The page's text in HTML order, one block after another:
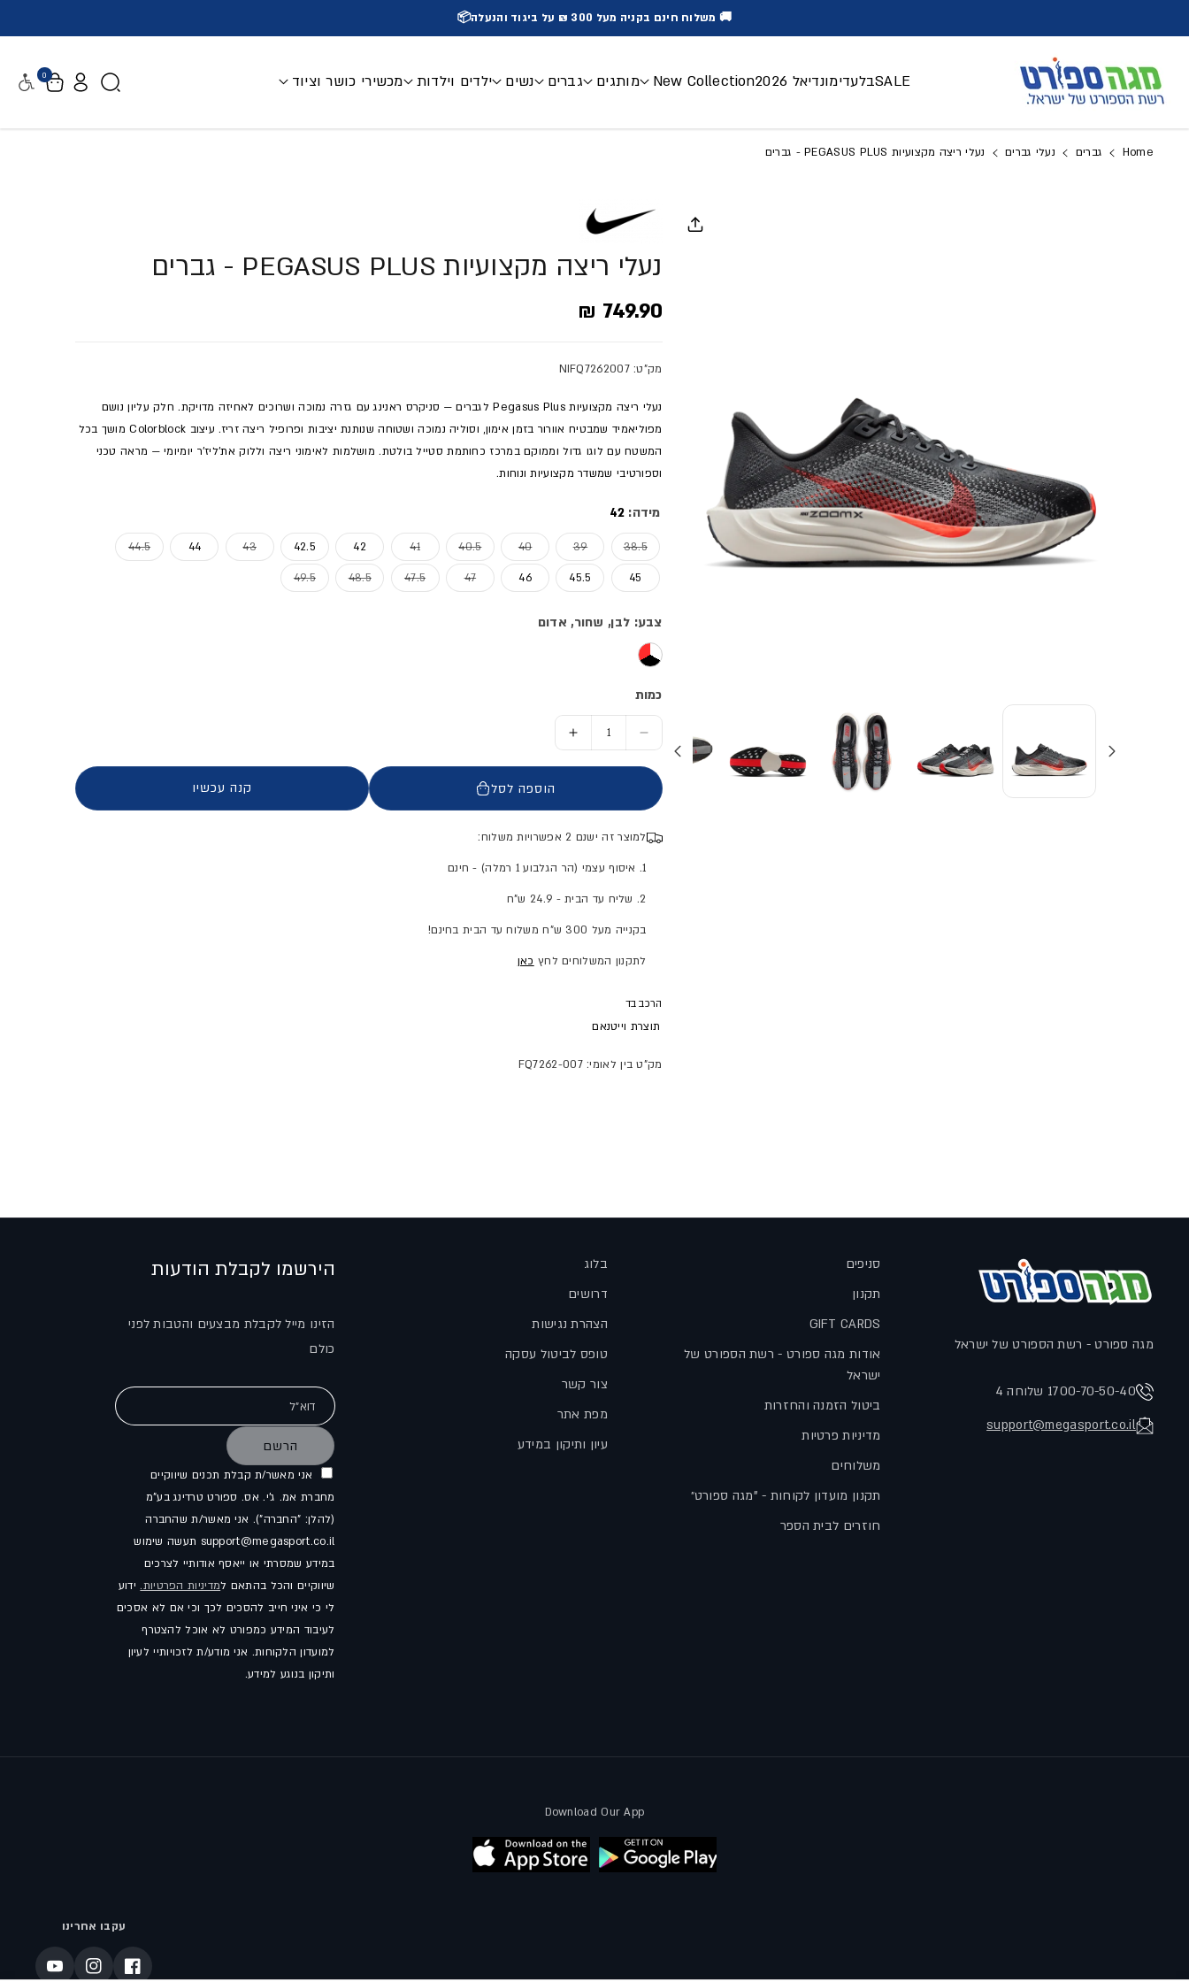
🚚 משלוח חינם בקניה מעל 300 ₪ על ביגוד והנעלה📦
SALEבלעדימונדיאל 2026 New Collection מותגים גברים נשים ילדים וילדות מכשירי כושר וציוד 0 נגישות
Home גברים נעלי גברים נעלי ריצה מקצועיות PEGASUS PLUS - גברים
נעלי ריצה מקצועיות PEGASUS PLUS - גברים
מחיר מלא
749.90 ₪
מק"ט: NIFQ7262007
נעלי ריצה מקצועיות Pegasus Plus לגברים — סניקרס ראנינג עם גזרה נמוכה ושרוכים לאחיזה מדויקת. חלק עליון נושם
מפוליאמיד שמבטיח אוורור בזמן אימון, וסוליה נמוכה ושטוחה שנותנת יציבות ופרופיל ריצה זריז. עיצוב Colorblock מושך בכל
המשטח עם לוגו גדול וממוקם במרכז כחותמת סטייל בולטת. מושלמות לאימוני ריצה וללוק את'ליז'ר יומיומי — מראה טכני
וספורטיבי שמשדר מקצועיות ונוחות.
מידה:42
38.5אזל המלאי או מוצר לא זמין
39אזל המלאי או מוצר לא זמין
40אזל המלאי או מוצר לא זמין
40.5אזל המלאי או מוצר לא זמין
41אזל המלאי או מוצר לא זמין
42
42.5
43אזל המלאי או מוצר לא זמין
44
44.5אזל המלאי או מוצר לא
45
45.5
46
47אזל המלאי או מוצר לא זמין
47.5אזל המלאי או מוצר לא זמין
48.5אזל המלאי או מוצר לא זמין
49.5אזל המלאי או מוצר לא זמין
צבע: לבן, שחור, אדום
כמות
הסר כמות ל- נעלי ריצה מקצועיות PEGASUS PLUS - גברים
הוסף כמות ל- נעלי ריצה מקצועיות PEGASUS PLUS - גברים
הוספה לסל קנה עכשיו
למוצר זה ישנם 2 אפשרויות משלוח:
1. איסוף עצמי (הר הגלבוע 1 רמלה) - חינם
2. שליח עד הבית - 24.9 ש"ח
בקנייה מעל 300 ש"ח משלוח עד הבית בחינם!
לתקנון המשלוחים לחץ כאן
הרכב בד
תוצרת וייטנאם
מק"ט בין לאומי: FQ7262-007
מגה ספורט - רשת הספורט של ישראל
1700-70-50-40 שלוחה 4
support@megasport.co.il
סניפים
תקנון
GIFT CARDS
אודות מגה ספורט - רשת הספורט של
ישראל
ביטול הזמנה והחזרות
מדיניות פרטיות
משלוחים
תקנון מועדון לקוחות - "מגה ספורט״
חוזרים לבית הספר
בלוג
דרושים
הצהרת נגישות
טופס לביטול עסקה
צור קשר
מפת אתר
עיון ותיקון במידע
הירשמו לקבלת הודעות
הזינו מייל לקבלת מבצעים והטבות לפני
כולם
דוא"ל
הרשם
אני מאשר/ת קבלת תכנים שיווקיים
מחברת אמ. ג'י. אס. ספורט טרדינג בע"מ
(להלן: "החברה"). אני מאשר/ת שהחברה
support@megasport.co.il תעשה שימוש
במידע שמסרתי או ייאסף אודותיי לצרכים
שיווקיים והכל בהתאם למדיניות הפרטיות.ידוע
לי כי איני חייב להסכים לכך וכי אם לא אסכים
לעיבוד המידע כמפורט לא אוכל להצטרף
למועדון הלקוחות. אני מודע/ת לזכויותיי לעיון
ותיקון בנוגע למידע.
Download Our App
עקבו אחרינו
פייסבוקאינסטגרם
יוטיוב